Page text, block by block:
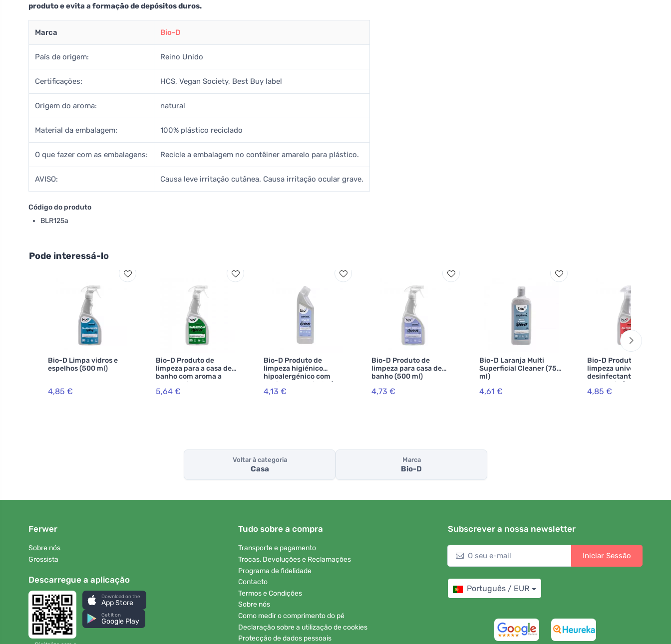
produto e evita a formação de depósitos duros.
Marca Bio-D
País de origem: Reino Unido
Certificações: HCS, Vegan Society, Best Buy label
Origem do aroma: natural
Material da embalagem: 100% plástico reciclado
O que fazer com as embalagens: Recicle a embalagem no contêiner amarelo para plástico.
AVISO: Causa leve irritação cutânea. Causa irritação ocular grave.
Código do produto
BLR125a
Pode interessá-lo
Bio-D Limpa vidros e
espelhos (500 ml)
4,85 €
Bio-D Produto de
limpeza para a casa de
banho com aroma a
cedro e pinho
5,64 €
Bio-D Produto de
limpeza higiénico
hipoalergénico com
cheiro a erva-limão (750
ml)
4,13 €
Bio-D Produto de
limpeza para casa de
banho (500 ml)
4,73 €
Bio-D Laranja Multi
Superficial Cleaner (750
ml)
4,61 €
Bio-D Produto de
limpeza universal com
desinfectante com óleo
de laranja (500 ml)
4,85 €
Voltar à categoria
Casa
Marca
Bio-D
Ferwer
Sobre nós
Grossista
Descarregue a aplicação
Download on the
App Store
Get it on
Google Play
Tudo sobre a compra
Transporte e pagamento
Trocas, Devoluções e Reclamações
Programa de fidelidade
Contacto
Termos e Condições
Sobre nós
Como medir o comprimento do pé
Declaração sobre a utilização de cookies
Protecção de dados pessoais
Subscrever a nossa newsletter
Iniciar Sessão
Português / EUR